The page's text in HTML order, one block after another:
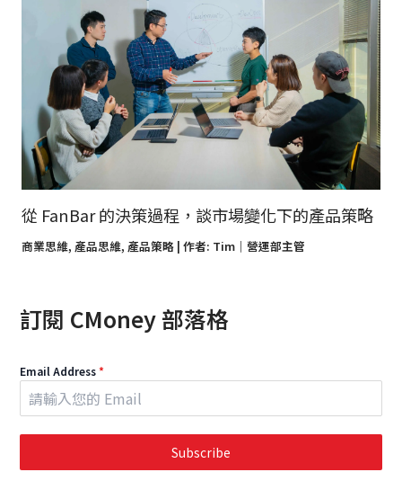
從 FanBar 的決策過程，談市場變化下的產品策略
商業思維, 產品思維, 產品策略| 作者: Tim｜營運部主管
訂閱 CMoney 部落格
Email Address*
Subscribe